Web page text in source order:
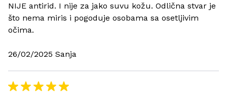
NIJE antirid. I nije za jako suvu kožu. Odlična stvar je
što nema miris i pogoduje osobama sa osetljivim
očima.
26/02/2025 Sanja